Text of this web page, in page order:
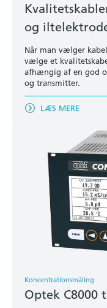
og
Når man vælger
vælge et
afhængig af en god
og transmitter.
LÆS MERE
Koncentrationsmåling
Optek C8000